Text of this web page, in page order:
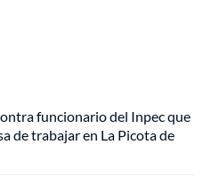
funcionario del Inpec que
de trabajar en La Picota de